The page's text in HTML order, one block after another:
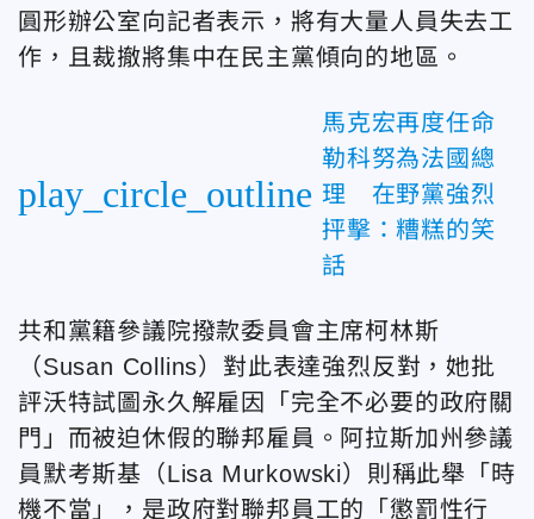
圓形辦公室向記者表示，將有大量人員失去工
作，且裁撤將集中在民主黨傾向的地區。
play_circle_outline
馬克宏再度任命
勒科努為法國總
理 在野黨強烈
抨擊：糟糕的笑
話
共和黨籍參議院撥款委員會主席柯林斯
（Susan Collins）對此表達強烈反對，她批
評沃特試圖永久解雇因「完全不必要的政府關
門」而被迫休假的聯邦雇員。阿拉斯加州參議
員默考斯基（Lisa Murkowski）則稱此舉「時
機不當」，是政府對聯邦員工的「懲罰性行